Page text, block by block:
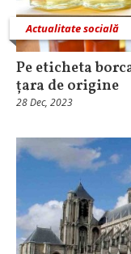
Actualitate socială
Pe eticheta
țara de origine
28 Dec, 2023